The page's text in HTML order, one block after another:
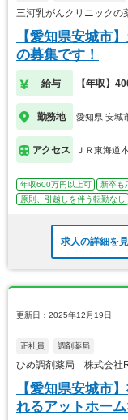
三河乳がんクリニックの
【愛知県安城市
の募集です！
給与 【年収】
勤務地 愛知県 安城
アクセス ＪＲ東海道
年収600万円以上可 新卒も
原則、引越しを伴う転勤なし
求人の詳細を
更新日：2025年12月19日
正社員 調剤薬局
ひめ調剤薬局 株式会社
【愛知県安城市
れるアットホーム